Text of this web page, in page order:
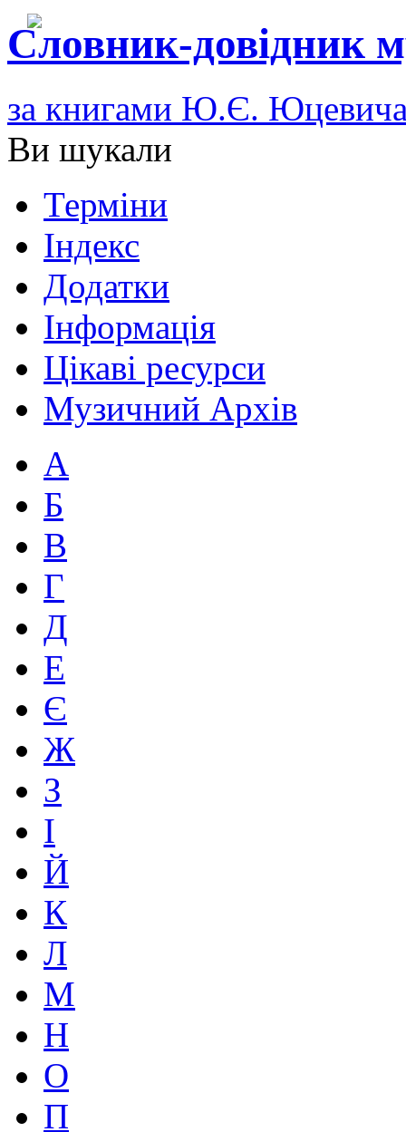
Словник-довідник
за книгами Ю.Є.
Ви шукали
Терміни
Індекс
Додатки
Інформація
Цікаві ресурси
Музичний Архів
А
Б
В
Г
Д
Е
Є
Ж
З
І
Й
К
Л
М
Н
О
П